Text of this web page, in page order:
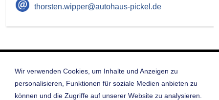
thorsten.wipper@autohaus-pickel.de
Datenschutz
Datenschutz Pickel App
Impressum
Wir verwenden Cookies, um Inhalte und Anzeigen zu
personalisieren, Funktionen für soziale Medien anbieten zu
können und die Zugriffe auf unserer Website zu analysieren.